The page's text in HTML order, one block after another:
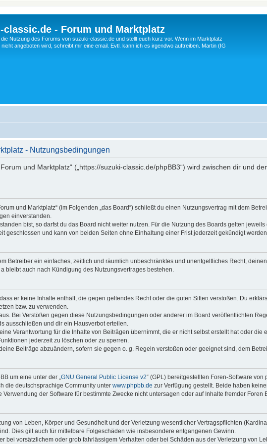
classic.de - Forum und Marktplatz
Nutzung des Forums von suzuki-classic.de und stellt euch kurz vor. Wenn im Marktplatz
angeboten wird, schreibt mir eine email. Evtl. kann ich es irgendwo auftreiben. Martin (IG
- Nutzungsbedingungen
und Marktplatz“ („https://suzuki-classic.de/phpBB3“) wird zwischen dir und
und Marktplatz“ (im Folgenden „das Board“) schließt du einen Nutzungsvertrag mit dem
einverstanden.
bist, so darfst du das Board nicht weiter nutzen. Für die Nutzung des Boards gelten
geschlossen und kann von beiden Seiten ohne Einhaltung einer Frist jederzeit gekündigt
Betreiber ein einfaches, zeitlich und räumlich unbeschränktes und unentgeltliches Recht,
bleibt auch nach Kündigung des Nutzungsvertrages bestehen.
er keine Inhalte enthält, die gegen geltendes Recht oder die guten Sitten verstoßen. Du
bzw. zu verwenden.
Bei Verstößen gegen diese Nutzungsbedingungen oder anderer im Board veröffentlichten
ausschließen und dir ein Hausverbot erteilen.
Verantwortung für die Inhalte von Beiträgen übernimmt, die er nicht selbst erstellt hat oder die
jederzeit zu löschen oder zu sperren.
Beiträge abzuändern, sofern sie gegen o. g. Regeln verstoßen oder geeignet sind, dem
um eine unter der „GNU General Public License v2“ (GPL) bereitgestellten Foren-Software von
die deutschsprachige Community unter www.phpbb.de zur Verfügung gestellt. Beide haben
der Software für bestimmte Zwecke nicht untersagen oder auf Inhalte fremder Foren
von Leben, Körper und Gesundheit und der Verletzung wesentlicher Vertragspflichten
Dies gilt auch für mittelbare Folgeschäden wie insbesondere entgangenen Gewinn.
bei vorsätzlichem oder grob fahrlässigem Verhalten oder bei Schäden aus der Verletzung von